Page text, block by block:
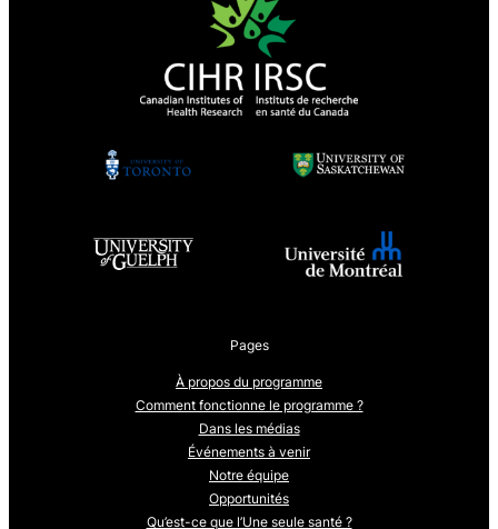
Pages
À propos du programme
Comment fonctionne le programme ?
Dans les médias
Événements à venir
Notre équipe
Opportunités
Qu’est-ce que l’Une seule santé ?